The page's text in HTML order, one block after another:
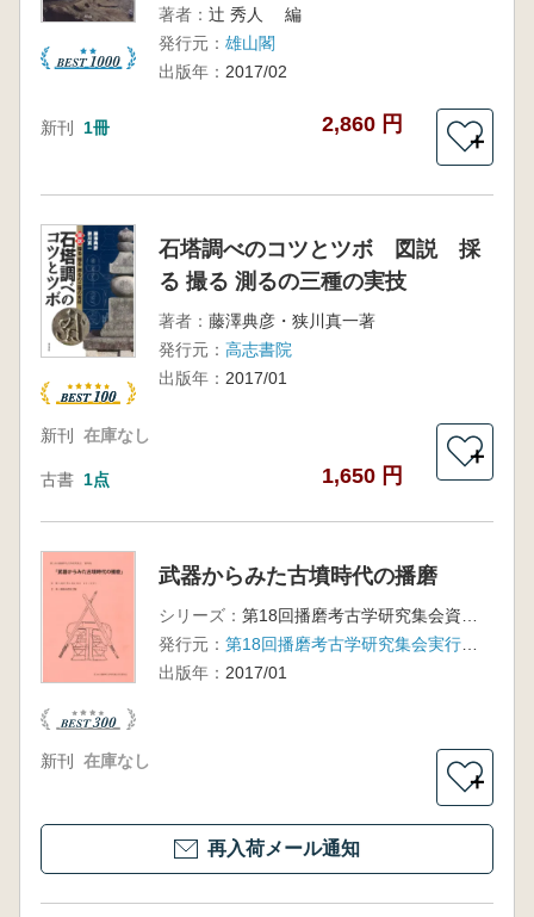
著者： 辻 秀人 編
発行元： 雄山閣
出版年： 2017/02
新刊 1冊 2,860 円
＋
石塔調べのコツとツボ 図説 採
る 撮る 測るの三種の実技
著者： 藤澤典彦・狭川真一著
発行元： 高志書院
出版年： 2017/01
新刊 在庫なし
古書 1点 1,650 円
＋
武器からみた古墳時代の播磨
シリーズ：
発行元：
第18回播磨考古学研究集会実行委員会
出版年： 2017/01
新刊 在庫なし
＋
再入荷メール通知